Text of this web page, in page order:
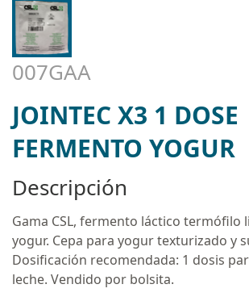
007GAA
JOINTEC X3 1 DOSE
FERMENTO YOGUR
Descripción
Gama CSL, fermento láctico termófilo
yogur. Cepa para yogur texturizado y
Dosificación recomendada: 1 dosis
leche. Vendido por bolsita.